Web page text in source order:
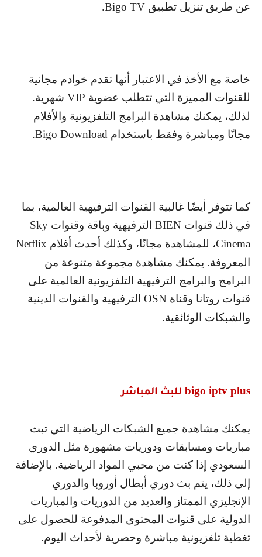
عن طريق تنزيل تطبيق Bigo TV
.
خاصة مع الأخذ في الاعتبار أنها تقدم خوادم مجانية
للقنوات المميزة التي تتطلب عضوية VIP شهرية.
لذلك، يمكنك مشاهدة البرامج التلفزيونية والأفلام
مجانًا ومباشرة وفقط باستخدام Bigo Download
.
كما تتوفر أيضًا غالبية القنوات الترفيهية العالمية، بما
في ذلك قنوات BIEN الترفيهية وباقة وقنوات Sky
Cinema، للمشاهدة مجانًا، وكذلك أحدث أفلام Netflix
المعروفة. يمكنك مشاهدة مجموعة متنوعة من
البرامج والبرامج الترفيهية التلفزيونية العالمية على
قنوات روتانا وقناة OSN الترفيهية والقنوات الدينية
والشبكات الوثائقية.
bigo iptv plus للبث المباشر
يمكنك مشاهدة جميع الشبكات الرياضية التي تبث
مباريات ومسابقات ودوريات مشهورة مثل الدوري
السعودي إذا كنت من محبي المواد الرياضية. بالإضافة
إلى ذلك، يتم بث دوري أبطال أوروبا والدوري
الإنجليزي الممتاز والعديد من الدوريات والمباريات
الدولية على قنوات المحتوى المدفوعة للحصول على
تغطية تلفزيونية مباشرة وحصرية لأحداث اليوم.